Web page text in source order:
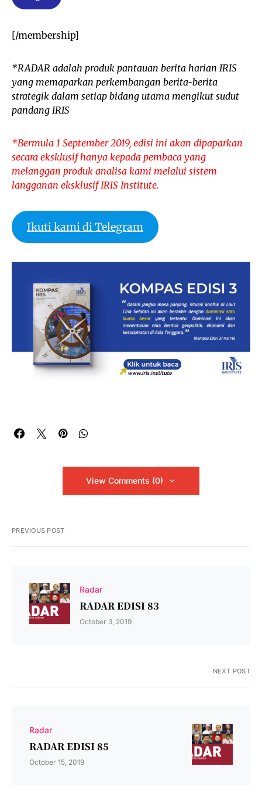
[/membership]
*RADAR adalah produk pantauan berita harian IRIS
yang memaparkan perkembangan berita-berita
strategik dalam setiap bidang utama mengikut sudut
pandang IRIS
*Bermula 1 September 2019, edisi ini akan dipaparkan
secara eksklusif hanya kepada pembaca yang
melanggan produk analisa kami melalui sistem
langganan eksklusif IRIS Institute.
Ikuti kami di Telegram
View Comments (0)
PREVIOUS POST
Radar
RADAR EDISI 83
October 3, 2019
NEXT POST
Radar
RADAR EDISI 85
October 15, 2019